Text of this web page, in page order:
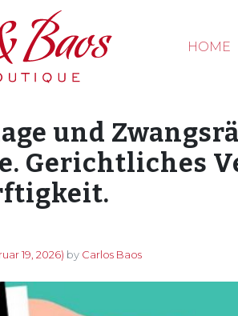
HOME
und
Gerichtliches
19, 2026) by Carlos Baos